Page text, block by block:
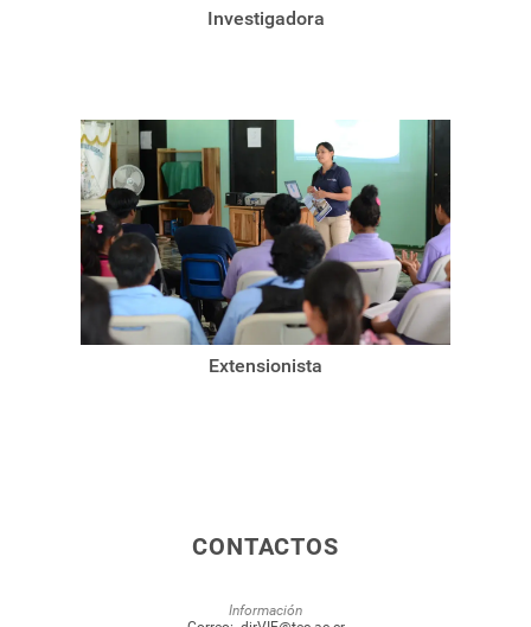
Investigadora
Extensionista
CONTACTOS
Información